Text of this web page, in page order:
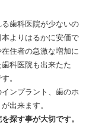
歯科医院が少ないの
よりはるかに安価で
住者の急激な増加に
科医院も出来たた
。
ンプラント、歯のホ
出来ます。
探す事が大切です。